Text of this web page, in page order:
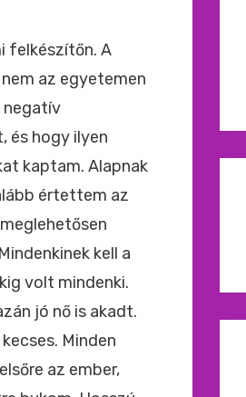
felkészítőn. A
az egyetemen
negatív
és hogy ilyen
kaptam. Alapnak
értettem az
kell a
volt mindenki.
jó nő is akadt.
Minden
az ember,